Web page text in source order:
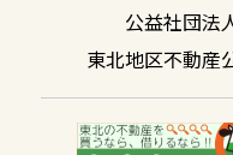
公益社団法
東北地区不動産